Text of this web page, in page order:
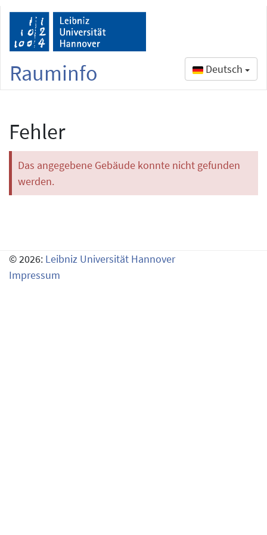
Rauminfo Deutsch
Fehler
Das angegebene Gebäude konnte nicht gefunden
werden.
© 2026: Leibniz Universität Hannover
Impressum